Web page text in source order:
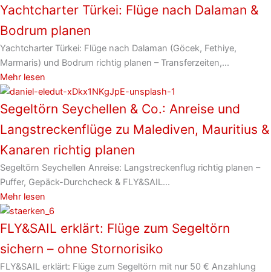
Yachtcharter Türkei: Flüge nach Dalaman &
Bodrum planen
Yachtcharter Türkei: Flüge nach Dalaman (Göcek, Fethiye,
Marmaris) und Bodrum richtig planen – Transferzeiten,...
Mehr lesen
Segeltörn Seychellen & Co.: Anreise und
Langstreckenflüge zu Malediven, Mauritius &
Kanaren richtig planen
Segeltörn Seychellen Anreise: Langstreckenflug richtig planen –
Puffer, Gepäck-Durchcheck & FLY&SAIL...
Mehr lesen
FLY&SAIL erklärt: Flüge zum Segeltörn
sichern – ohne Stornorisiko
FLY&SAIL erklärt: Flüge zum Segeltörn mit nur 50 € Anzahlung